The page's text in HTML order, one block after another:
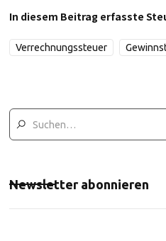
In diesem Beitrag erfasste
Verrechnungssteuer
Newsletter abonnieren